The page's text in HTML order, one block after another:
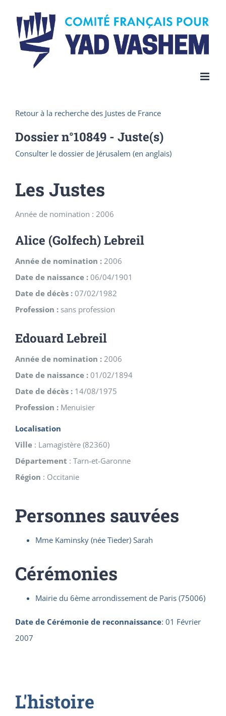
content
Retour à la recherche des Justes de France
Dossier n°10849 - Juste(s)
Consulter le dossier de Jérusalem (en anglais)
Les Justes
Année de nomination : 2006
Alice (Golfech) Lebreil
Année de nomination : 2006
Date de naissance : 06/04/1901
Date de décès : 07/02/1982
Profession : sans profession
Edouard Lebreil
Année de nomination : 2006
Date de naissance : 01/02/1894
Date de décès : 14/08/1975
Profession : Menuisier
Localisation
Ville : Lamagistère (82360)
Département : Tarn-et-Garonne
Région : Occitanie
Personnes sauvées
Mme Kaminsky (née Tieder) Sarah
Cérémonies
Mairie du 6ème arrondissement de Paris (75006)
Date de Cérémonie de reconnaissance: 01 Février
2007
L'histoire